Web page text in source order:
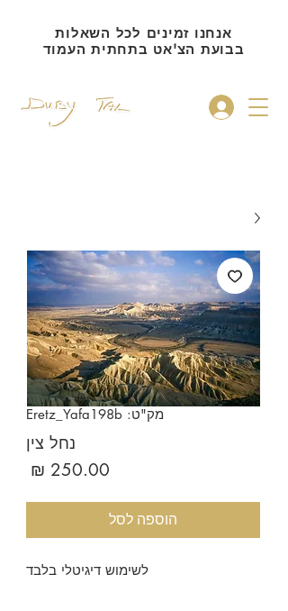
אנחנו זמינים לכל השאלות
בבועת הצ'אט בתחתית העמוד
מק"ט: Eretz_Yafa198b
נחל צין
הוספה לסל
לשימוש דיגיטלי בלבד